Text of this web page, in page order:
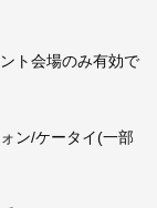
ト会場のみ有効で
ン/ケータイ(一部